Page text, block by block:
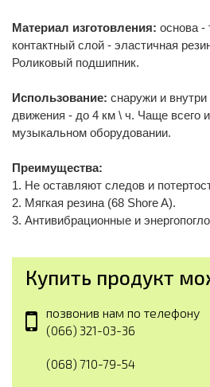
Материал изготовления: основа -
контактный слой - эластичная
Роликовый подшипник.
Использование: снаружи и внутри
движения - до 4 км \ ч. Чаще всего
музыкальном оборудовании.
Преимущества:
1. Не оставляют следов и
2. Мягкая резина (68 Shore A).
3. Антивибрационные и
Купить продукт
позвонив нам по телефону
(066) 321-03-36
(068) 710-79-54